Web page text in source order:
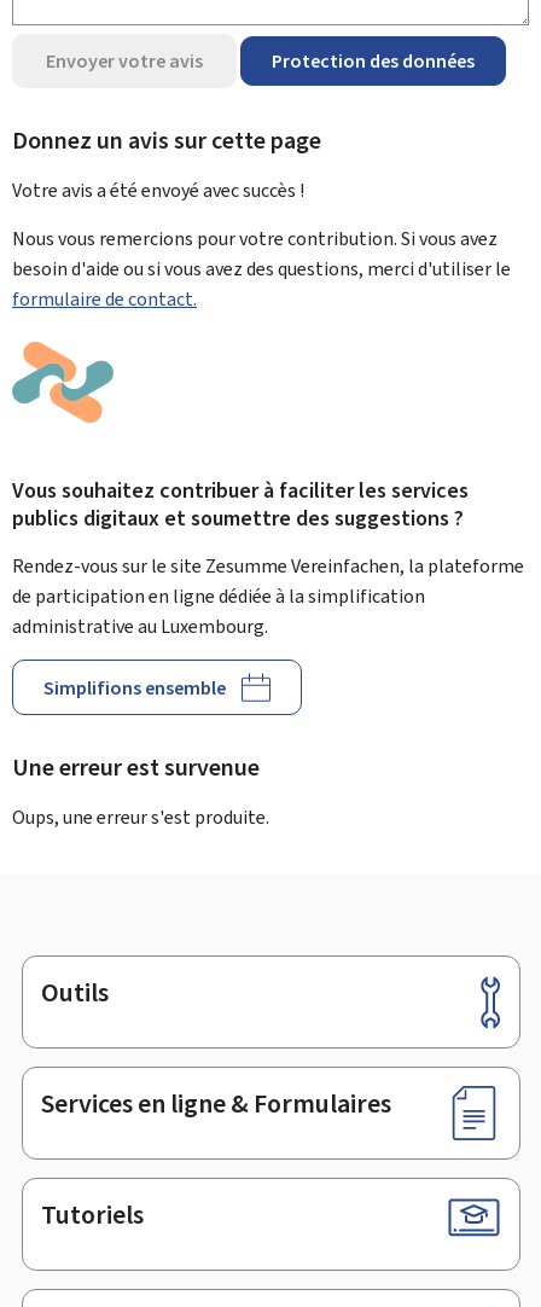
Envoyer votre avis Protection des données
Donnez un avis sur cette page
Votre avis a été envoyé avecsuccès !
Nous vous remercions pour votre contribution. Si vous avez
besoin d'aide ou si vous avez des questions, merci d'utiliser le
formulaire de contact.
Vous souhaitez contribuer à faciliter les services
publics digitaux et soumettre des suggestions ?
Rendez-vous sur le site Zesumme Vereinfachen, la plateforme
de participation en ligne dédiée à la simplification
administrative au Luxembourg.
Simplifions ensemble
Une erreur est survenue
Oups, une erreur s'est produite.
Pied
de
page
Outils
Services en ligne & Formulaires
Tutoriels